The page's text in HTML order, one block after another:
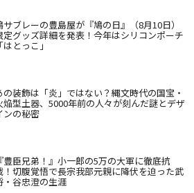
サブレーの豊島屋が『鳩の日』（8月10日）
定グッズ詳細を発表！今年はシリコンポーチ
「はとっこ」
の装飾は「炎」ではない？縄文時代の国宝・
焔型土器、5000年前の人々が刻んだ謎とデザ
ンの秘密
『豊臣兄弟！』小一郎の5万の大軍に徹底抗
！切腹覚悟で長宗我部元親に降伏を迫った武
・谷忠澄の生涯